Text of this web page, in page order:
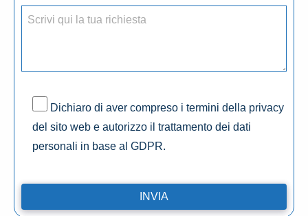
Dichiaro di aver compreso i termini della privacy
del sito web e autorizzo il trattamento dei dati
personali in base al GDPR.